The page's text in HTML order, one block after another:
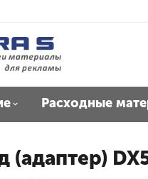
Расходные
(адаптер)